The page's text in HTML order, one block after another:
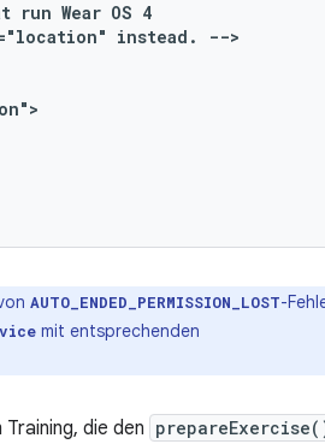
run Wear OS
instead.
AUTO_ENDED_PERMISSION_LOST-
mit entsprechenden
die den